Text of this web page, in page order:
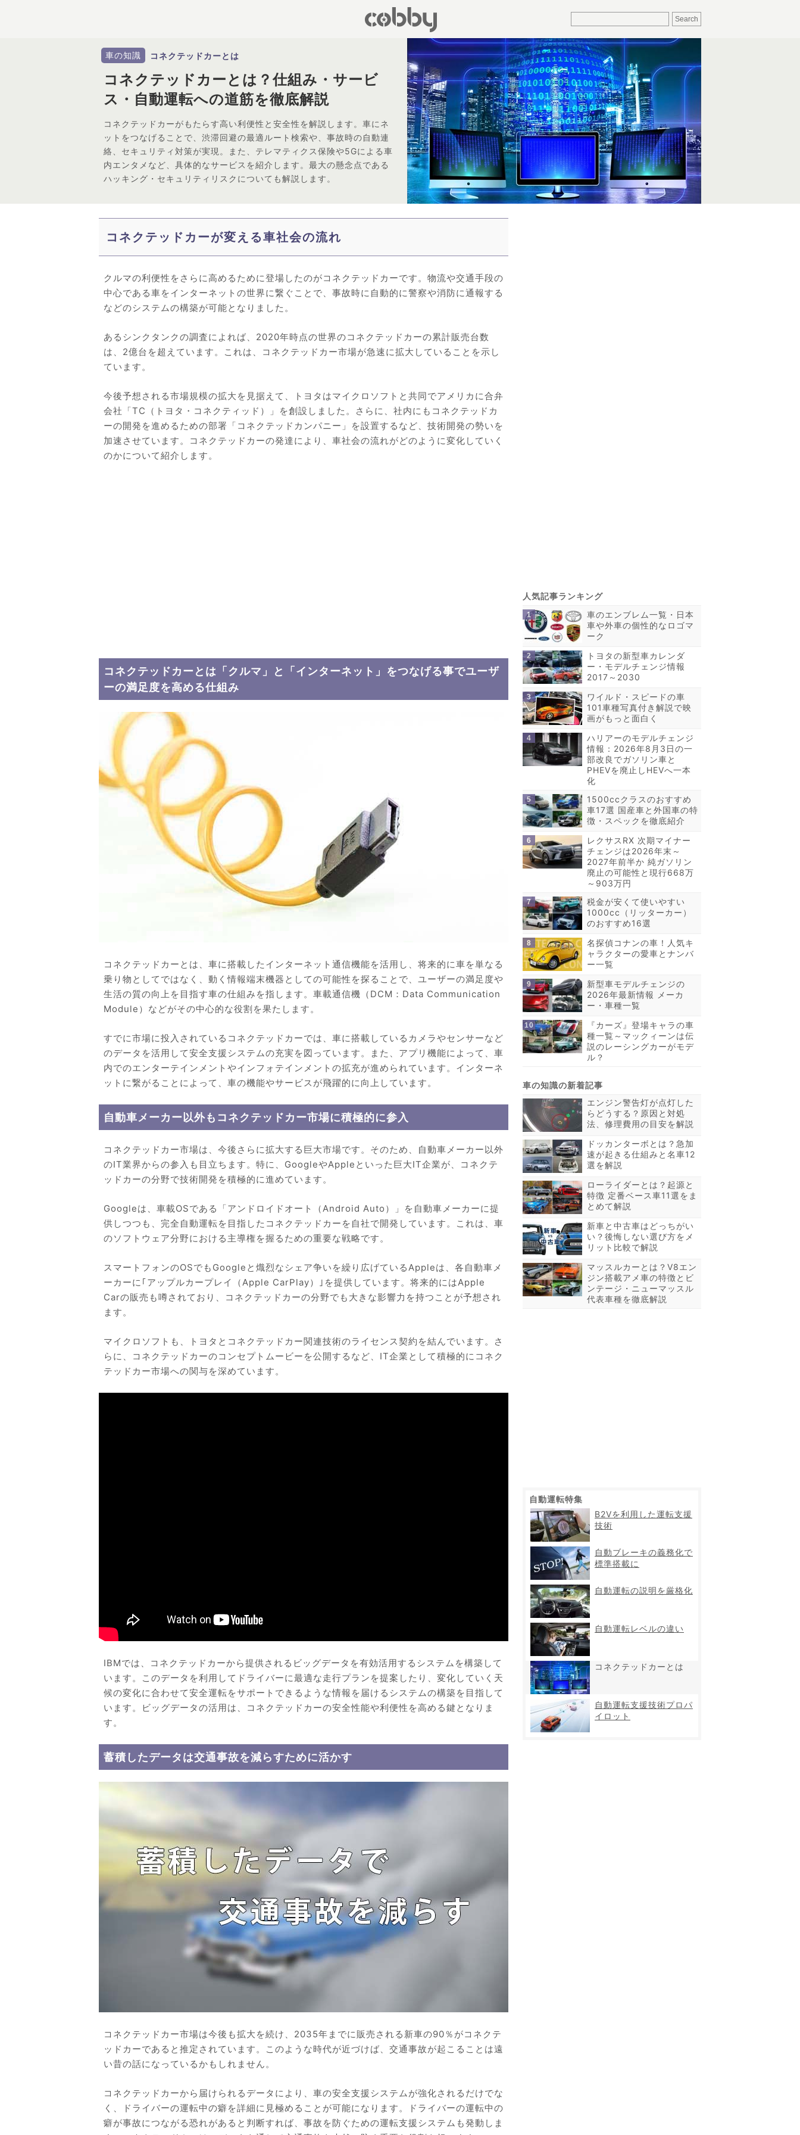
車の知識 コネクテッドカーとは
コネクテッドカーとは？仕組み・サービ
ス・自動運転への道筋を徹底解説
コネクテッドカーがもたらす高い利便性と安全性を解説します。車にネ
ットをつなげることで、渋滞回避の最適ルート検索や、事故時の自動連
絡、セキュリティ対策が実現。また、テレマティクス保険や5Gによる車
内エンタメなど、具体的なサービスを紹介します。最大の懸念点である
ハッキング・セキュリティリスクについても解説します。
コネクテッドカーが変える車社会の流れ
クルマの利便性をさらに高めるために登場したのがコネクテッドカーです。物流や交通手段の
中心である車をインターネットの世界に繋ぐことで、事故時に自動的に警察や消防に通報する
などのシステムの構築が可能となりました。
あるシンクタンクの調査によれば、2020年時点の世界のコネクテッドカーの累計販売台数
は、2億台を超えています。これは、コネクテッドカー市場が急速に拡大していることを示し
ています。
今後予想される市場規模の拡大を見据えて、トヨタはマイクロソフトと共同でアメリカに合弁
会社「TC（トヨタ・コネクティッド）」を創設しました。さらに、社内にもコネクテッドカ
ーの開発を進めるための部署「コネクテッドカンパニー」を設置するなど、技術開発の勢いを
加速させています。コネクテッドカーの発達により、車社会の流れがどのように変化していく
のかについて紹介します。
コネクテッドカーとは「クルマ」と「インターネット」をつなげる事でユーザ
ーの満足度を高める仕組み
コネクテッドカーとは、車に搭載したインターネット通信機能を活用し、将来的に車を単なる
乗り物としてではなく、動く情報端末機器としての可能性を探ることで、ユーザーの満足度や
生活の質の向上を目指す車の仕組みを指します。車載通信機（DCM：Data Communication
Module）などがその中心的な役割を果たします。
すでに市場に投入されているコネクテッドカーでは、車に搭載しているカメラやセンサーなど
のデータを活用して安全支援システムの充実を図っています。また、アプリ機能によって、車
内でのエンターテインメントやインフォテインメントの拡充が進められています。インターネ
ットに繋がることによって、車の機能やサービスが飛躍的に向上しています。
自動車メーカー以外もコネクテッドカー市場に積極的に参入
コネクテッドカー市場は、今後さらに拡大する巨大市場です。そのため、自動車メーカー以外
のIT業界からの参入も目立ちます。特に、GoogleやAppleといった巨大IT企業が、コネクテ
ッドカーの分野で技術開発を積極的に進めています。
Googleは、車載OSである「アンドロイドオート（Android Auto）」を自動車メーカーに提
供しつつも、完全自動運転を目指したコネクテッドカーを自社で開発しています。これは、車
のソフトウェア分野における主導権を握るための重要な戦略です。
スマートフォンのOSでもGoogleと熾烈なシェア争いを繰り広げているAppleは、各自動車メ
ーカーに｢アップルカープレイ（Apple CarPlay）｣を提供しています。将来的にはApple
Carの販売も噂されており、コネクテッドカーの分野でも大きな影響力を持つことが予想され
ます。
マイクロソフトも、トヨタとコネクテッドカー関連技術のライセンス契約を結んでいます。さ
らに、コネクテッドカーのコンセプトムービーを公開するなど、IT企業として積極的にコネク
テッドカー市場への関与を深めています。
IBMでは、コネクテッドカーから提供されるビッグデータを有効活用するシステムを構築して
います。このデータを利用してドライバーに最適な走行プランを提案したり、変化していく天
候の変化に合わせて安全運転をサポートできるような情報を届けるシステムの構築を目指して
います。ビッグデータの活用は、コネクテッドカーの安全性能や利便性を高める鍵となりま
す。
蓄積したデータは交通事故を減らすために活かす
コネクテッドカー市場は今後も拡大を続け、2035年までに販売される新車の90％がコネクテ
ッドカーであると推定されています。このような時代が近づけば、交通事故が起こることは遠
い昔の話になっているかもしれません。
コネクテッドカーから届けられるデータにより、車の安全支援システムが強化されるだけでな
く、ドライバーの運転中の癖を詳細に見極めることが可能になります。ドライバーの運転中の
癖が事故につながる恐れがあると判断すれば、事故を防ぐための運転支援システムも発動しま
車のエンブレム一覧・日本
車や外車の個性的なロゴマ
ーク
トヨタの新型車カレンダ
ー・モデルチェンジ情報
2017～2030
ワイルド・スピードの車
101車種写真付き解説で映
画がもっと面白く
ハリアーのモデルチェンジ
情報：2026年8月3日の一
部改良でガソリン車と
PHEVを廃止しHEVへ一本
化
1500ccクラスのおすすめ
車17選 国産車と外国車の特
徴・スペックを徹底紹介
レクサスRX 次期マイナー
チェンジは2026年末～
2027年前半か 純ガソリン
廃止の可能性と現行668万
～903万円
税金が安くて使いやすい
1000cc（リッターカー）
のおすすめ16選
名探偵コナンの車！人気キ
ャラクターの愛車とナンバ
ー一覧
新型車モデルチェンジの
2026年最新情報 メーカ
ー・車種一覧
『カーズ』登場キャラの車
種一覧～マックィーンは伝
説のレーシングカーがモデ
ル？
エンジン警告灯が点灯した
らどうする？原因と対処
法、修理費用の目安を解説
ドッカンターボとは？急加
速が起きる仕組みと名車12
選を解説
ローライダーとは？起源と
特徴 定番ベース車11選をま
とめて解説
新車と中古車はどっちがい
い？後悔しない選び方をメ
リット比較で解説
マッスルカーとは？V8エン
ジン搭載アメ車の特徴とビ
ンテージ・ニューマッスル
代表車種を徹底解説
自動運転特集
B2Vを利用した運転支援
技術
自動ブレーキの義務化で
標準搭載に
自動運転の説明を厳格化
自動運転レベルの違い
コネクテッドカーとは
自動運転支援技術プロパ
イロット